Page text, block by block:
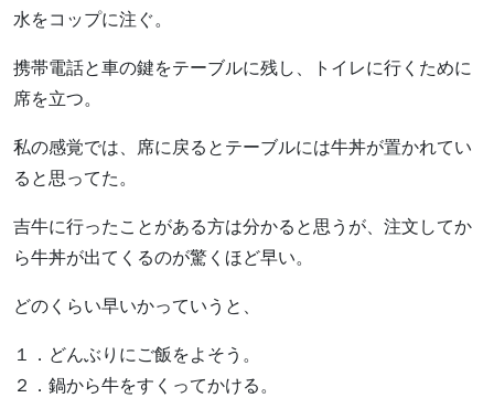
水をコップに注ぐ。
携帯電話と車の鍵をテーブルに残し、トイレに行くために
席を立つ。
私の感覚では、席に戻るとテーブルには牛丼が置かれてい
ると思ってた。
吉牛に行ったことがある方は分かると思うが、注文してか
ら牛丼が出てくるのが驚くほど早い。
どのくらい早いかっていうと、
１．どんぶりにご飯をよそう。
２．鍋から牛をすくってかける。